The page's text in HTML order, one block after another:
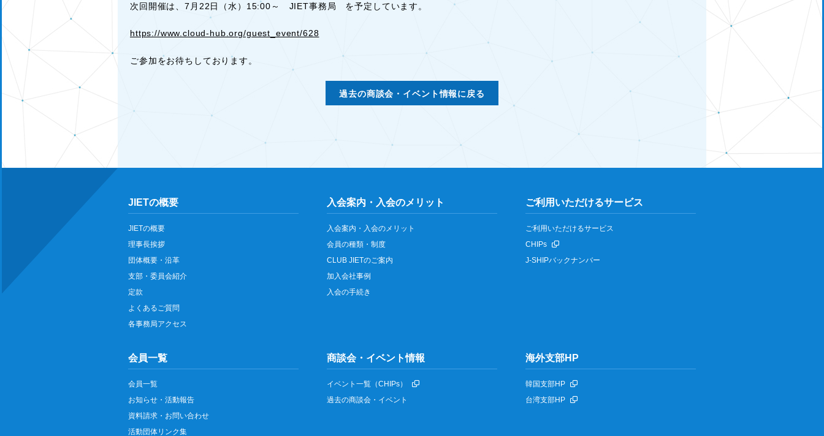
次回開催は、7月22日（水）15:00～ JIET事務局 を予定しています。
https://www.cloud-hub.org/guest_event/628
ご参加をお待ちしております。
過去の商談会・イベント情報に戻る
JIETの概要
JIETの概要
理事長挨拶
団体概要・沿革
支部・委員会紹介
定款
よくあるご質問
各事務局アクセス
入会案内・入会のメリット
入会案内・入会のメリット
会員の種類・制度
CLUB JIETのご案内
加入会社事例
入会の手続き
ご利用いただけるサービス
ご利用いただけるサービス
CHIPs
J-SHIPバックナンバー
会員一覧
会員一覧
お知らせ・活動報告
資料請求・お問い合わせ
活動団体リンク集
商談会・イベント情報
イベント一覧（CHIPs）
過去の商談会・イベント
海外支部HP
韓国支部HP
台湾支部HP